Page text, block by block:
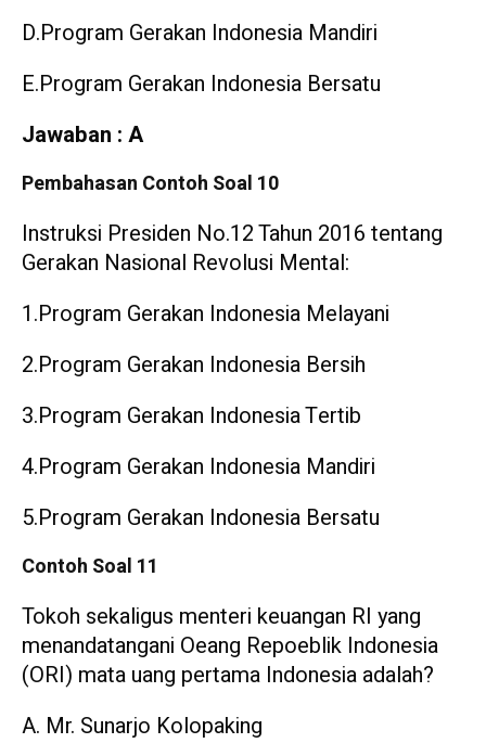
D.Program Gerakan Indonesia Mandiri
E.Program Gerakan Indonesia Bersatu
Jawaban : A
Pembahasan Contoh Soal 10
Instruksi Presiden No.12 Tahun 2016 tentang
Gerakan Nasional Revolusi Mental:
1.Program Gerakan Indonesia Melayani
2.Program Gerakan Indonesia Bersih
3.Program Gerakan Indonesia Tertib
4.Program Gerakan Indonesia Mandiri
5.Program Gerakan Indonesia Bersatu
Contoh Soal 11
Tokoh sekaligus menteri keuangan RI yang
menandatangani Oeang Repoeblik Indonesia
(ORI) mata uang pertama Indonesia adalah?
A. Mr. Sunarjo Kolopaking